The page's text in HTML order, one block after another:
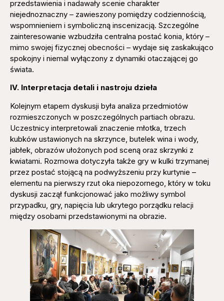
przedstawienia i nadawały scenie charakter
niejednoznaczny – zawieszony pomiędzy codziennością,
wspomnieniem i symboliczną inscenizacją. Szczególne
zainteresowanie wzbudziła centralna postać konia, który –
mimo swojej fizycznej obecności – wydaje się zaskakująco
spokojny i niemal wyłączony z dynamiki otaczającej go
świata.
IV. Interpretacja detali i nastroju dzieła
Kolejnym etapem dyskusji była analiza przedmiotów
rozmieszczonych w poszczególnych partiach obrazu.
Uczestnicy interpretowali znaczenie młotka, trzech
kubków ustawionych na skrzynce, butelek wina i wody,
jabłek, obrazów ułożonych pod sceną oraz skrzynki z
kwiatami. Rozmowa dotyczyła także gry w kulki trzymanej
przez postać stojącą na podwyższeniu przy kurtynie –
elementu na pierwszy rzut oka niepozornego, który w toku
dyskusji zaczął funkcjonować jako możliwy symbol
przypadku, gry, napięcia lub ukrytego porządku relacji
między osobami przedstawionymi na obrazie.